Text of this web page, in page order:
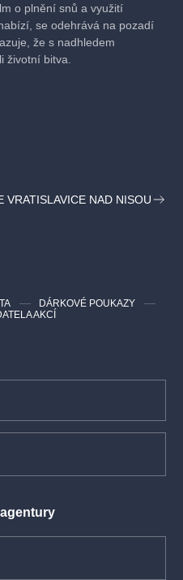
o plnění snů a využití
se odehrává na pozadí
že s nadhledem
životní bitva.
Hynek Čermák, Natalia
VRATISLAVICE NAD NISOU
DÁRKOVÉ POUKAZY
AKCÍ